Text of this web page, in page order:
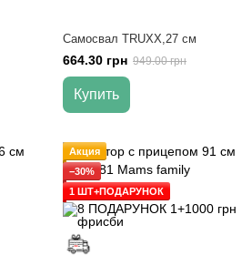
Самосвал TRUXX,27 см
664.30 грн 949.00 грн
Купить
Акция
−30%
1 ШТ+ПОДАРУНОК